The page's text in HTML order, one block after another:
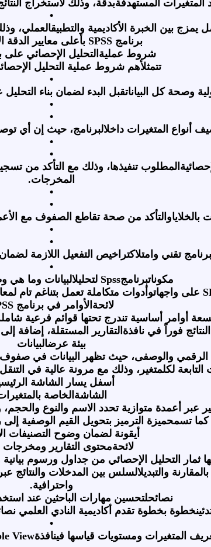
المستهدفةبدقة، وذلك لاستخراج
•
يمزج بين الخبرة الأكاديمية
برنامج
بأعلى معايير الدقة
شروط عمليةالتحليل الإحصائي على
تتمثلأهم شروط عملية التحليل
•
وصحة كل البياناتقبل البدء لضمان بناء
•
•
أنواع المتغيرات داخلالبرنامج، حيث إن
•
•
تنفيذها، وذلك مع التأكد من
المخرجات.
•
•
بالخلاياوالتأكد من صحة تقاطع الصفوف مع
•
•
تقني وامتلاكتراخيص التفعيل اللازمة
•
مكوناتبرنامجSpss لتحليلالبيانات وما
على واجهاتوأدوات متكاملة تعمل بتناغم تام
لائحةالأوامر في برنامج SPSS
أساسية تندرج تحتها قوائم فرعية
فوراً في نافذةالتقارير المستقلة، إضافة
بيئة عرضالبيانات
والوصفى، حيث تظهر البيانات في صفوف
لكلمتغير، وذلك مع مرونة عالية في
أسفل يسار الشاشة
الشاشةالخاصة
أعمدة متوازية تحدد الاسم والنوع والحجم،
كما تسمحميزة الترميز بتحويل القيم الوصفية
أيقونة لضمان وضوح التصنيفات
لائحةمحتوى التقارير ومخرجات
ثمار التحليل الإحصائي من جداول ورسوم
والتبديلالسلس بين المدخلات والنتائج
واحترافية.
نصائحلتحسين مهارات الباحثين عند
بخطوة تقدم أكاديمية النادي العلمي
•
المتغيرات ومستويات قياسها فينافذةView